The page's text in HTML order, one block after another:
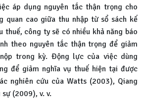
áp dụng nguyên tắc thận trọng cho
quan cao giữa thu nhập từ sổ sách kế
thuế, công ty sẽ có nhiều khả năng báo
theo nguyên tắc thận trọng để giảm
trong kỳ. Động lực của việc dùng
để giảm nghĩa vụ thuế hiện tại được
nghiên cứu của Watts (2003), Qiang
(2009), v. v.